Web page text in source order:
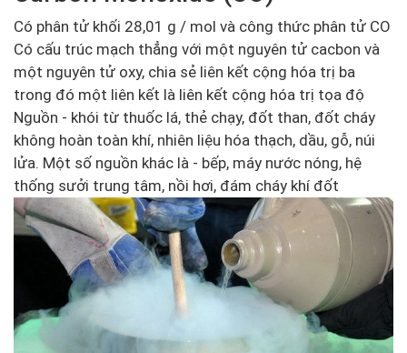
Có phân tử khối 28,01 g / mol và công thức phân tử CO
Có cấu trúc mạch thẳng với một nguyên tử cacbon và
một nguyên tử oxy, chia sẻ liên kết cộng hóa trị ba
trong đó một liên kết là liên kết cộng hóa trị tọa độ
Nguồn - khói từ thuốc lá, thẻ chạy, đốt than, đốt cháy
không hoàn toàn khí, nhiên liệu hóa thạch, dầu, gỗ, núi
lửa. Một số nguồn khác là - bếp, máy nước nóng, hệ
thống sưởi trung tâm, nồi hơi, đám cháy khí đốt